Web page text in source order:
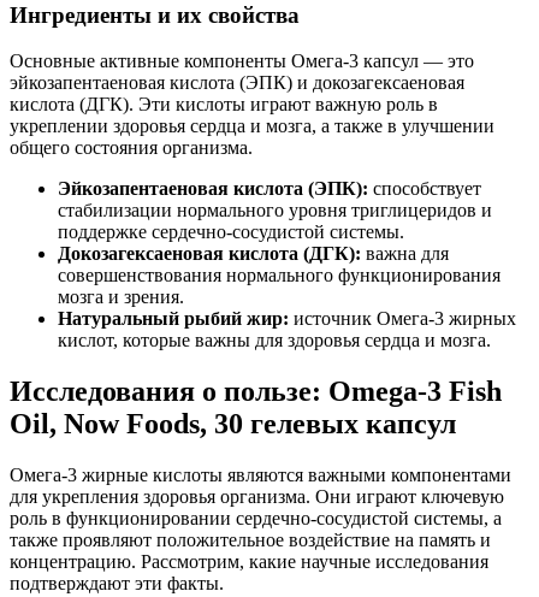
Ингредиенты и их свойства
Основные активные компоненты Омега-3 капсул — это
эйкозапентаеновая кислота (ЭПК) и докозагексаеновая
кислота (ДГК). Эти кислоты играют важную роль в
укреплении здоровья сердца и мозга, а также в улучшении
общего состояния организма.
Эйкозапентаеновая кислота (ЭПК): способствует
стабилизации нормального уровня триглицеридов и
поддержке сердечно-сосудистой системы.
Докозагексаеновая кислота (ДГК): важна для
совершенствования нормального функционирования
мозга и зрения.
Натуральный рыбий жир: источник Омега-3 жирных
кислот, которые важны для здоровья сердца и мозга.
Исследования о пользе: Omega-3 Fish
Oil, Now Foods, 30 гелевых капсул
Омега-3 жирные кислоты являются важными компонентами
для укрепления здоровья организма. Они играют ключевую
роль в функционировании сердечно-сосудистой системы, а
также проявляют положительное воздействие на память и
концентрацию. Рассмотрим, какие научные исследования
подтверждают эти факты.